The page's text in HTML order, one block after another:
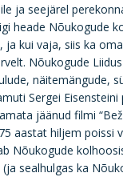
ja seejärel
heade Nõukogude
ja kui vaja, siis ka oma
Nõukogude
näitemängude,
Sergei
jäänud filmi
aastat hiljem poissi
Nõukogude
sealhulgas ka